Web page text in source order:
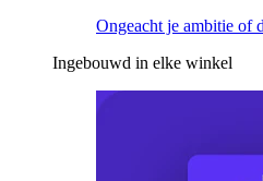
Ongeacht je ambitie of
Ingebouwd in elke winkel